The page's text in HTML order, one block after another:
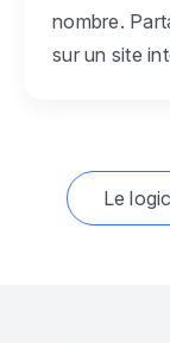
nombre.
sur un site
Le